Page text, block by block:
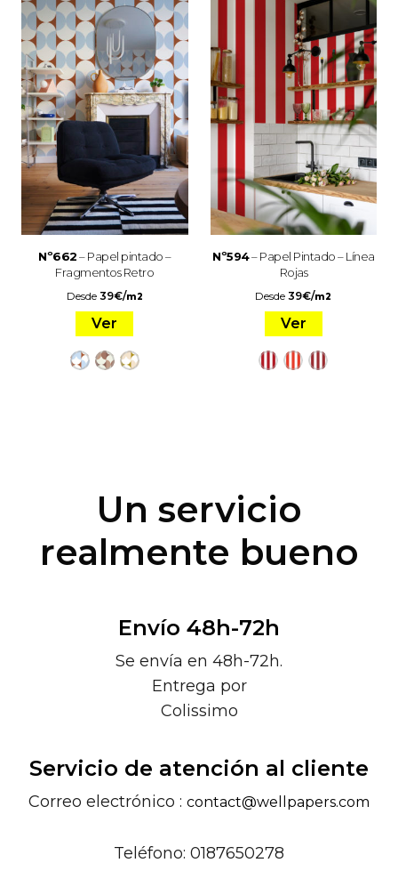
Nº662– Papel pintado –
Fragmentos Retro
Desde 39€/m2
Ver
Nº594– Papel Pintado – Línea
Rojas
Desde39€/m2
Ver
Un servicio
realmente bueno
Envío 48h-72h
Se envía en 48h-72h.
Entrega por
Colissimo
Servicio de atención al cliente
Correo electrónico : contact@wellpapers.com
Teléfono: 0187650278